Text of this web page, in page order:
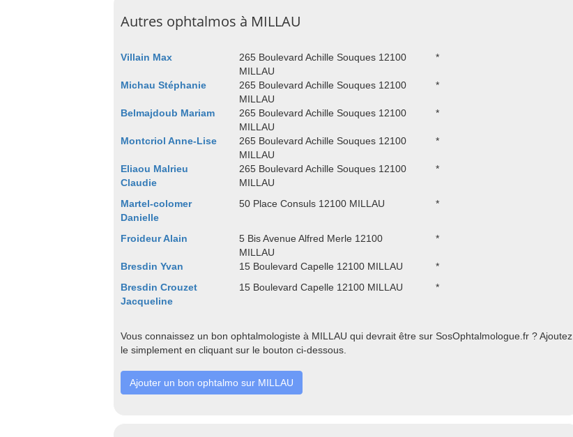
Autres ophtalmos à MILLAU
Villain Max
265 Boulevard Achille Souques 12100
MILLAU
*
Michau Stéphanie
265 Boulevard Achille Souques 12100
MILLAU
*
Belmajdoub Mariam
265 Boulevard Achille Souques 12100
MILLAU
*
Montcriol Anne-Lise
265 Boulevard Achille Souques 12100
MILLAU
*
Eliaou Malrieu
Claudie
265 Boulevard Achille Souques 12100
MILLAU
*
Martel-colomer
Danielle
50 Place Consuls 12100 MILLAU *
Froideur Alain
5 Bis Avenue Alfred Merle 12100
MILLAU
*
Bresdin Yvan 15 Boulevard Capelle 12100 MILLAU
*
Bresdin Crouzet
Jacqueline
15 Boulevard Capelle 12100 MILLAU *
Vous connaissez un bon ophtalmologiste à MILLAU qui devrait être sur SosOphtalmologue.fr ? Ajoutez
le simplement en cliquant sur le bouton ci-dessous.
Ajouter un bon ophtalmo sur MILLAU